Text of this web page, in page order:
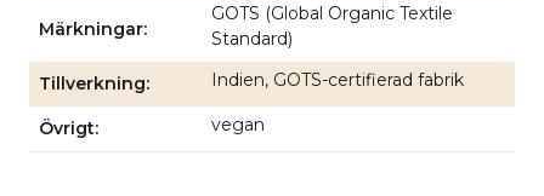
Märkningar
GOTS (Global Organic Textile
Standard)
Tillverkning Indien, GOTS-certifierad fabrik
Övrigt vegan